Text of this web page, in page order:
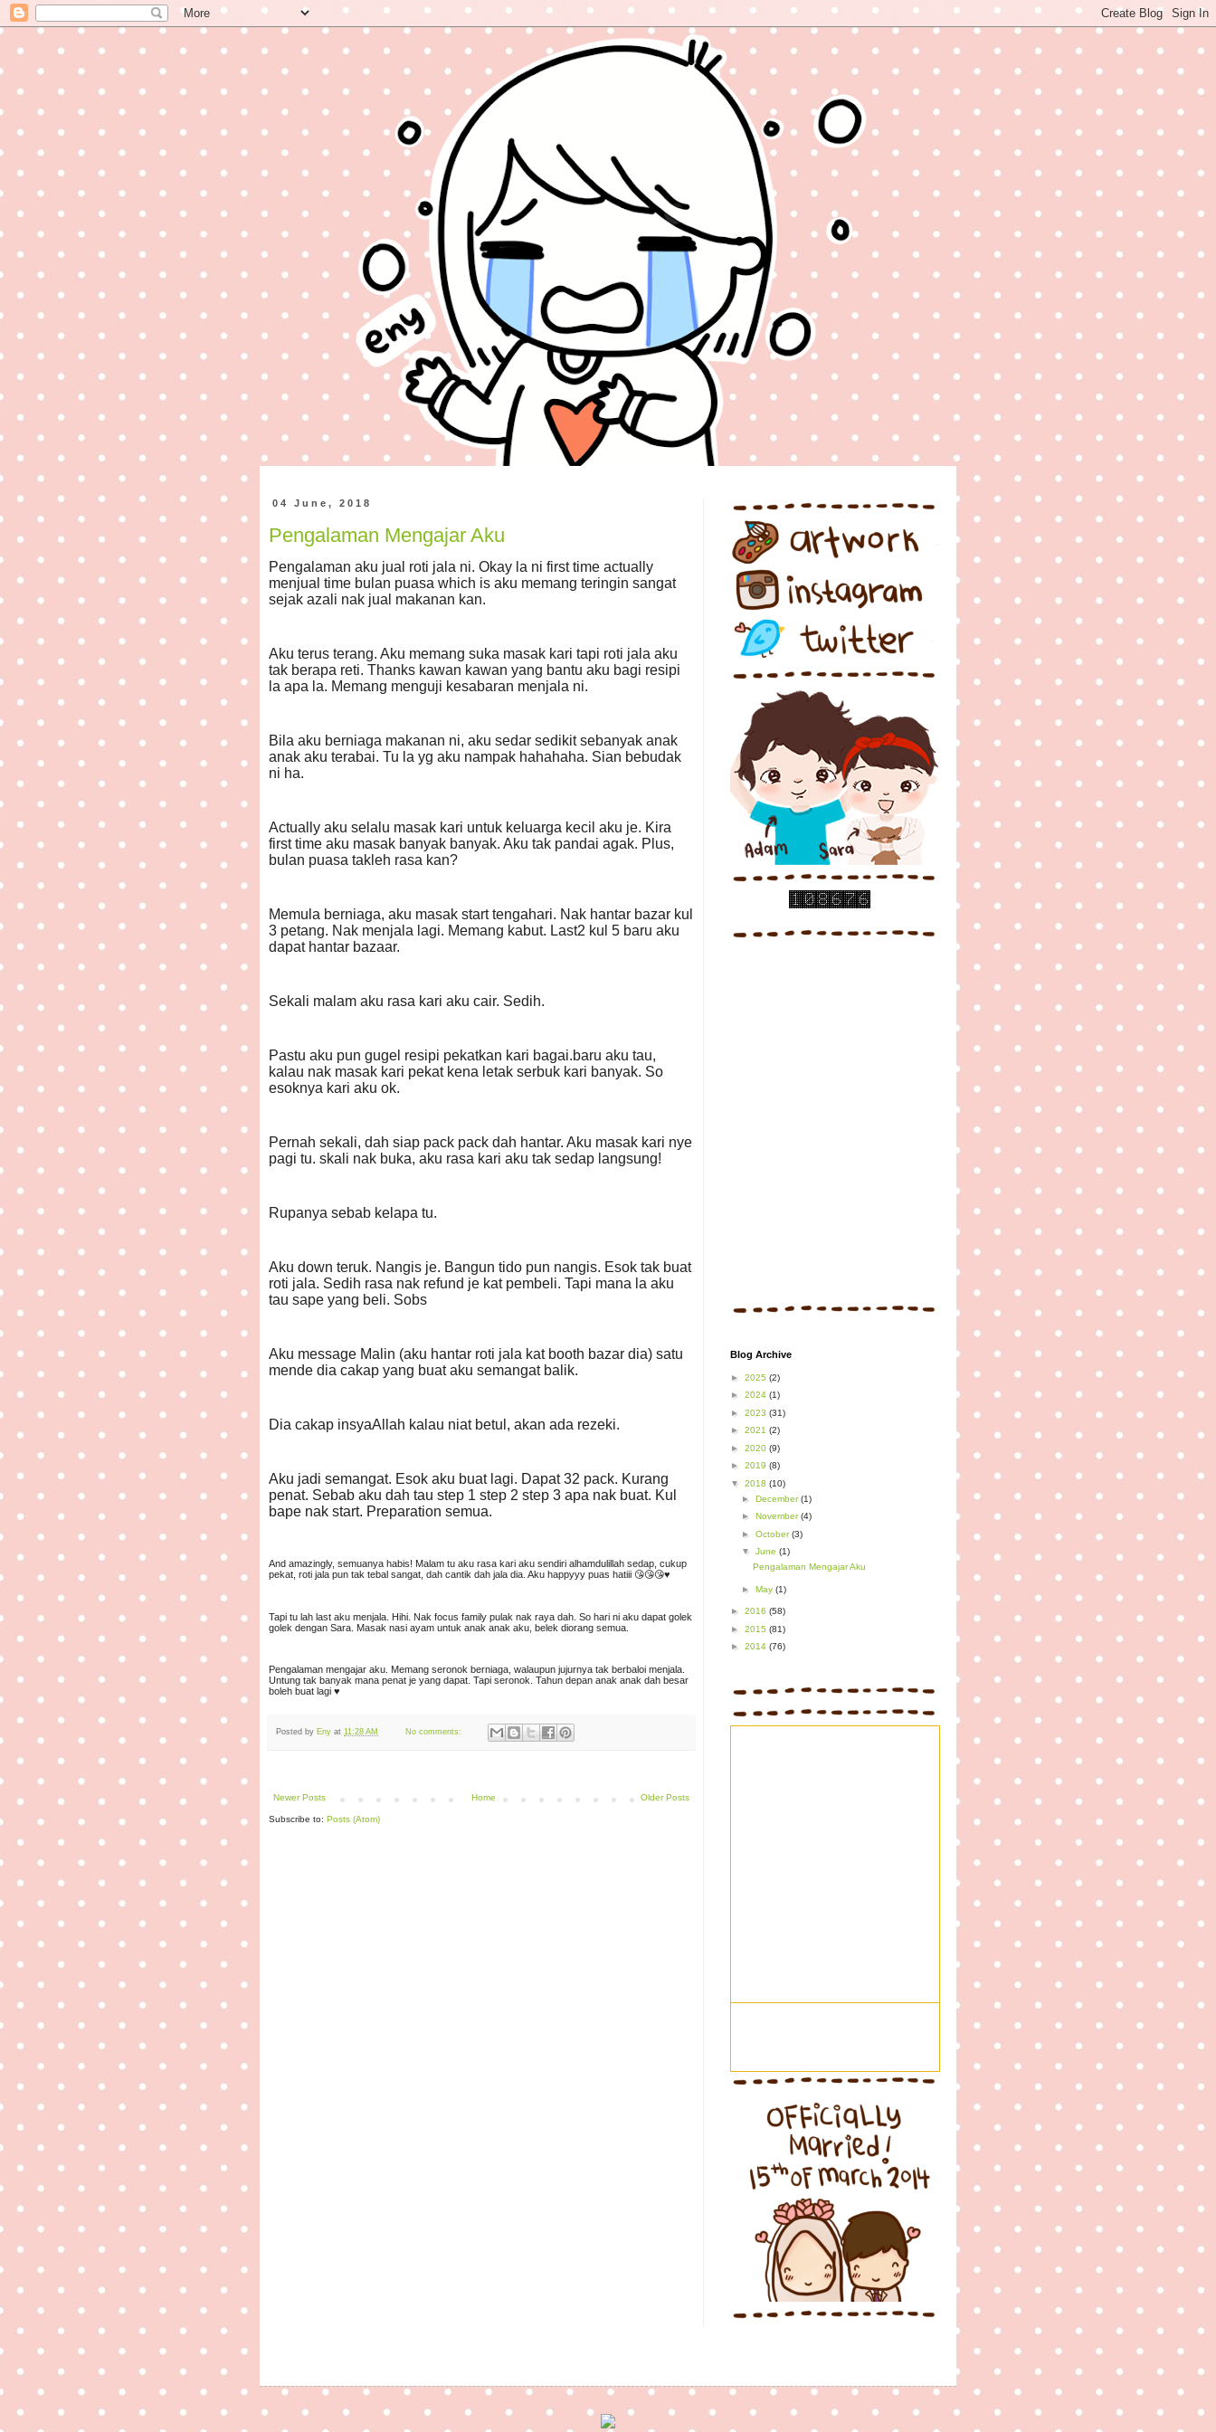
04 June, 2018
Pengalaman Mengajar Aku
Pengalaman aku jual roti jala ni. Okay la ni first time actually
menjual time bulan puasa which is aku memang teringin sangat
sejak azali nak jual makanan kan.
Aku terus terang. Aku memang suka masak kari tapi roti jala aku
tak berapa reti. Thanks kawan kawan yang bantu aku bagi resipi
la apa la. Memang menguji kesabaran menjala ni.
Bila aku berniaga makanan ni, aku sedar sedikit sebanyak anak
anak aku terabai. Tu la yg aku nampak hahahaha. Sian bebudak
ni ha.
Actually aku selalu masak kari untuk keluarga kecil aku je. Kira
first time aku masak banyak banyak. Aku tak pandai agak. Plus,
bulan puasa takleh rasa kan?
Memula berniaga, aku masak start tengahari. Nak hantar bazar kul
3 petang. Nak menjala lagi. Memang kabut. Last2 kul 5 baru aku
dapat hantar bazaar.
Sekali malam aku rasa kari aku cair. Sedih.
Pastu aku pun gugel resipi pekatkan kari bagai.baru aku tau,
kalau nak masak kari pekat kena letak serbuk kari banyak. So
esoknya kari aku ok.
Pernah sekali, dah siap pack pack dah hantar. Aku masak kari nye
pagi tu. skali nak buka, aku rasa kari aku tak sedap langsung!
Rupanya sebab kelapa tu.
Aku down teruk. Nangis je. Bangun tido pun nangis. Esok tak buat
roti jala. Sedih rasa nak refund je kat pembeli. Tapi mana la aku
tau sape yang beli. Sobs
Aku message Malin (aku hantar roti jala kat booth bazar dia) satu
mende dia cakap yang buat aku semangat balik.
Dia cakap insyaAllah kalau niat betul, akan ada rezeki.
Aku jadi semangat. Esok aku buat lagi. Dapat 32 pack. Kurang
penat. Sebab aku dah tau step 1 step 2 step 3 apa nak buat. Kul
bape nak start. Preparation semua.
And amazingly, semuanya habis! Malam tu aku rasa kari aku sendiri alhamdulillah sedap, cukup
pekat, roti jala pun tak tebal sangat, dah cantik dah jala dia. Aku happyyy puas hatiii 😘😘😘♥️
Tapi tu lah last aku menjala. Hihi. Nak focus family pulak nak raya dah. So hari ni aku dapat golek
golek dengan Sara. Masak nasi ayam untuk anak anak aku, belek diorang semua.
Pengalaman mengajar aku. Memang seronok berniaga, walaupun jujurnya tak berbaloi menjala.
Untung tak banyak mana penat je yang dapat. Tapi seronok. Tahun depan anak anak dah besar
boleh buat lagi ♥️
Posted by Eny at 11:28 AM No comments:
Newer Posts Older Posts
Home
Subscribe to: Posts (Atom)
Blog Archive
► 2025 (2)
► 2024 (1)
► 2023 (31)
► 2021 (2)
► 2020 (9)
► 2019 (8)
▼ 2018 (10)
► December(1)
► November(4)
► October(3)
▼ June (1)
Pengalaman Mengajar Aku
► May (1)
► 2016 (58)
► 2015 (81)
► 2014 (76)